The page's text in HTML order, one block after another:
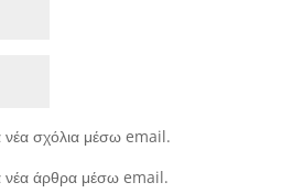
νέα σχόλια μέσω email.
νέα άρθρα μέσω email.